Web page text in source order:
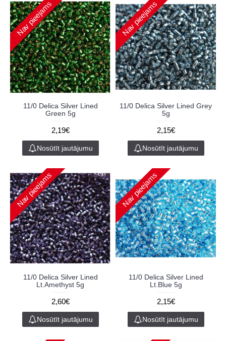
Nav pieejams
11/0 Delica Silver Lined
Green 5g
2,19€
Nosūtīt jautājumu
Nav pieejams
11/0 Delica Silver Lined Grey
5g
2,15€
Nosūtīt jautājumu
Nav pieejams
11/0 Delica Silver Lined
Lt.Amethyst 5g
2,60€
Nosūtīt jautājumu
Nav pieejams
11/0 Delica Silver Lined
Lt.Blue 5g
2,15€
Nosūtīt jautājumu